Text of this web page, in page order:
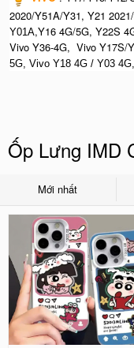
2020/Y51A/Y31, Y21
Y01A,Y16 4G/5G, Y22S
Vivo Y36-4G, Vivo Y17S/
5G, Vivo Y18 4G / Y03
Ốp Lưng IMD
Mới nhất